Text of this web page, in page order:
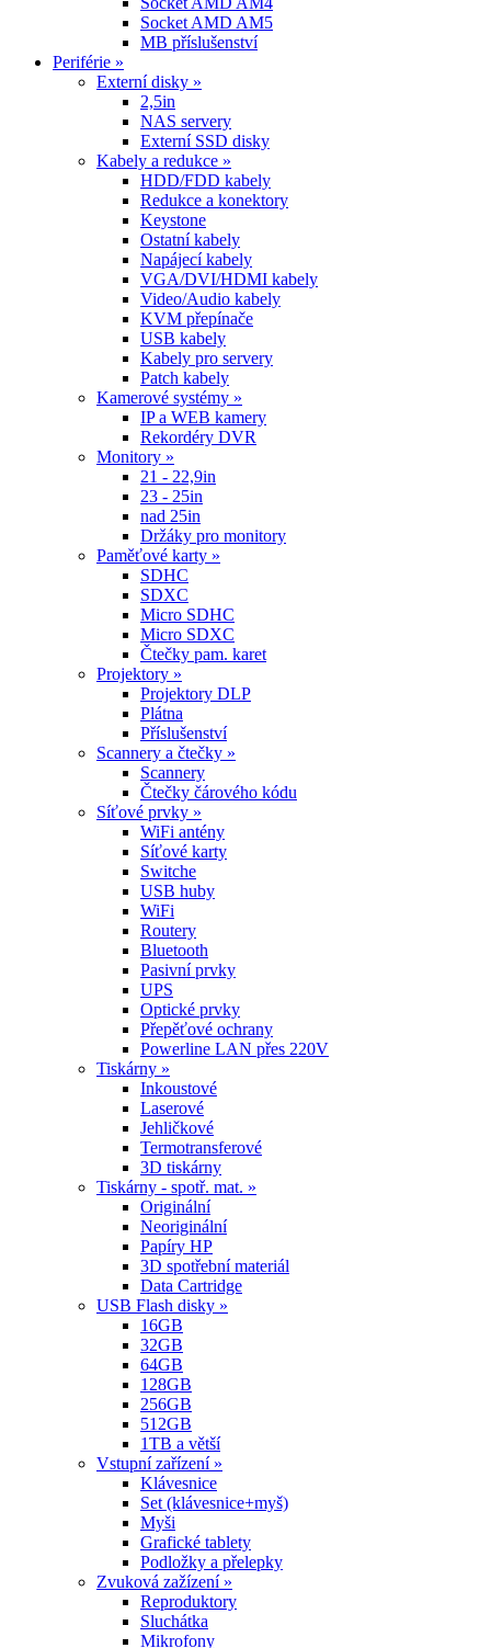
Socket AMD AM5
MB příslušenství
Periférie »
Externí disky »
2,5in
NAS servery
Externí SSD disky
Kabely a redukce »
HDD/FDD kabely
Redukce a konektory
Keystone
Ostatní kabely
Napájecí kabely
VGA/DVI/HDMI kabely
Video/Audio kabely
KVM přepínače
USB kabely
Kabely pro servery
Patch kabely
Kamerové systémy »
IP a WEB kamery
Rekordéry DVR
Monitory »
21 - 22,9in
23 - 25in
nad 25in
Držáky pro monitory
Paměťové karty »
SDHC
SDXC
Micro SDHC
Micro SDXC
Čtečky pam. karet
Projektory »
Projektory DLP
Plátna
Příslušenství
Scannery a čtečky »
Scannery
Čtečky čárového kódu
Síťové prvky »
WiFi antény
Síťové karty
Switche
USB huby
WiFi
Routery
Bluetooth
Pasivní prvky
UPS
Optické prvky
Přepěťové ochrany
Powerline LAN přes 220V
Tiskárny »
Inkoustové
Laserové
Jehličkové
Termotransferové
3D tiskárny
Tiskárny - spotř. mat. »
Originální
Neoriginální
Papíry HP
3D spotřební materiál
Data Cartridge
USB Flash disky »
16GB
32GB
64GB
128GB
256GB
512GB
1TB a větší
Vstupní zařízení »
Klávesnice
Set (klávesnice+myš)
Myši
Grafické tablety
Podložky a přelepky
Zvuková zažízení »
Reproduktory
Sluchátka
Mikrofony